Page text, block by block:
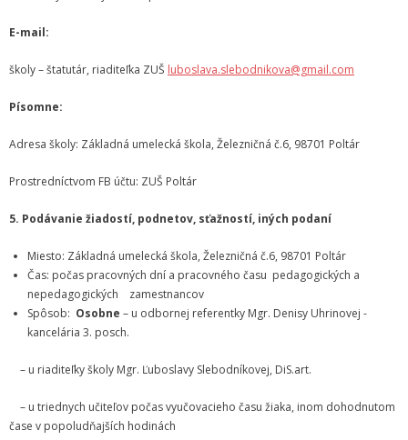
- - Plán verejného obstarávania
- - Súhrnná správa za rok 2021
- Aktuality
E-mail:
školy – štatutár, riaditeľka ZUŠ luboslava.slebodnikova@gmail.com
Písomne:
Adresa školy: Základná umelecká škola, Železničná č.6, 98701 Poltár
Prostredníctvom FB účtu: ZUŠ Poltár
5. Podávanie žiadostí, podnetov, sťažností, iných podaní
Miesto: Základná umelecká škola, Železničná č.6, 98701 Poltár
Čas: počas pracovných dní a pracovného času pedagogických a
nepedagogických zamestnancov
Spôsob: Osobne – u odbornej referentky Mgr. Denisy Uhrinovej -
kancelária 3. posch.
– u riaditeľky školy Mgr. Ľuboslavy Slebodníkovej, DiS.art.
– u triednych učiteľov počas vyučovacieho času žiaka, inom dohodnutom
čase v popoludňajších hodinách